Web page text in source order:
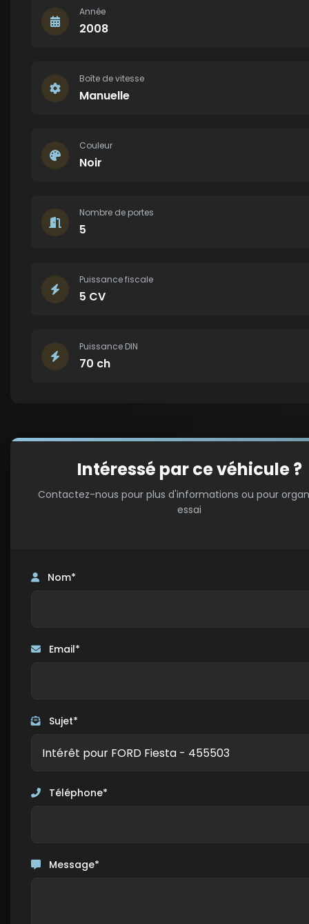
Année
2008
Boîte de vitesse
Manuelle
Couleur
Noir
Nombre de portes
5
Puissance fiscale
5 CV
Puissance DIN
70 ch
Intéressé par ce véhicule ?
Contactez-nous pour plus d'informations ou pour
essai
Nom*
Email*
Sujet*
Téléphone*
Message*